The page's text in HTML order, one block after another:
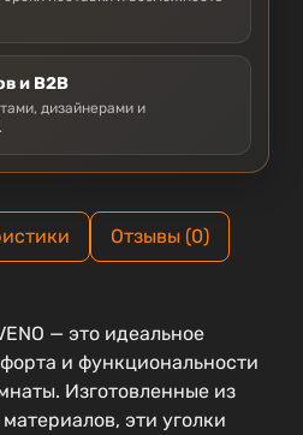
и B2B
дизайнерами и
Отзывы (0)
— это идеальное
и функциональности
Изготовленные из
эти уголки